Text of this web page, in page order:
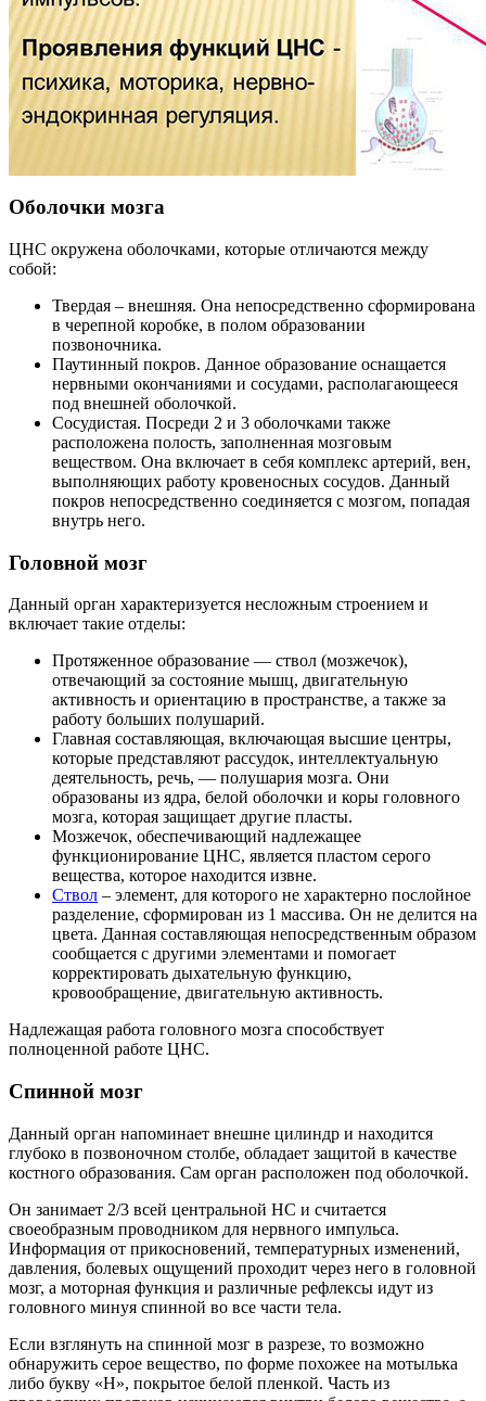
Оболочки мозга
ЦНС окружена оболочками, которые отличаются между
собой:
Твердая – внешняя. Она непосредственно сформирована
в черепной коробке, в полом образовании
позвоночника.
Паутинный покров. Данное образование оснащается
нервными окончаниями и сосудами, располагающееся
под внешней оболочкой.
Сосудистая. Посреди 2 и 3 оболочками также
расположена полость, заполненная мозговым
веществом. Она включает в себя комплекс артерий, вен,
выполняющих работу кровеносных сосудов. Данный
покров непосредственно соединяется с мозгом, попадая
внутрь него.
Головной мозг
Данный орган характеризуется несложным строением и
включает такие отделы:
Протяженное образование — ствол (мозжечок),
отвечающий за состояние мышц, двигательную
активность и ориентацию в пространстве, а также за
работу больших полушарий.
Главная составляющая, включающая высшие центры,
которые представляют рассудок, интеллектуальную
деятельность, речь, — полушария мозга. Они
образованы из ядра, белой оболочки и коры головного
мозга, которая защищает другие пласты.
Мозжечок, обеспечивающий надлежащее
функционирование ЦНС, является пластом серого
вещества, которое находится извне.
Ствол – элемент, для которого не характерно послойное
разделение, сформирован из 1 массива. Он не делится на
цвета. Данная составляющая непосредственным образом
сообщается с другими элементами и помогает
корректировать дыхательную функцию,
кровообращение, двигательную активность.
Надлежащая работа головного мозга способствует
полноценной работе ЦНС.
Спинной мозг
Данный орган напоминает внешне цилиндр и находится
глубоко в позвоночном столбе, обладает защитой в качестве
костного образования. Сам орган расположен под оболочкой.
Он занимает 2/3 всей центральной НС и считается
своеобразным проводником для нервного импульса.
Информация от прикосновений, температурных изменений,
давления, болевых ощущений проходит через него в головной
мозг, а моторная функция и различные рефлексы идут из
головного минуя спинной во все части тела.
Если взглянуть на спинной мозг в разрезе, то возможно
обнаружить серое вещество, по форме похожее на мотылька
либо букву «Н», покрытое белой пленкой. Часть из